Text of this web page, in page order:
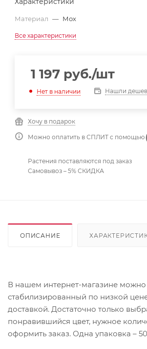
Материал — Мох
Все характеристики
1 197 руб./шт
Нет в наличии Нашли
Хочу в подарок
Можно оплатить в СПЛИТ с помощью
Растения поставляются под заказ
Самовывоз – 5% СКИДКА
ОПИСАНИЕ
В нашем интернет-магазине можно
стабилизированный по низкой
доставкой. Достаточно только
понравившийся цвет, нужное
оформить заказ. Одна упаковка –